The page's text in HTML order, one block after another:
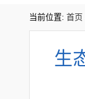
当前位置: 首页
生